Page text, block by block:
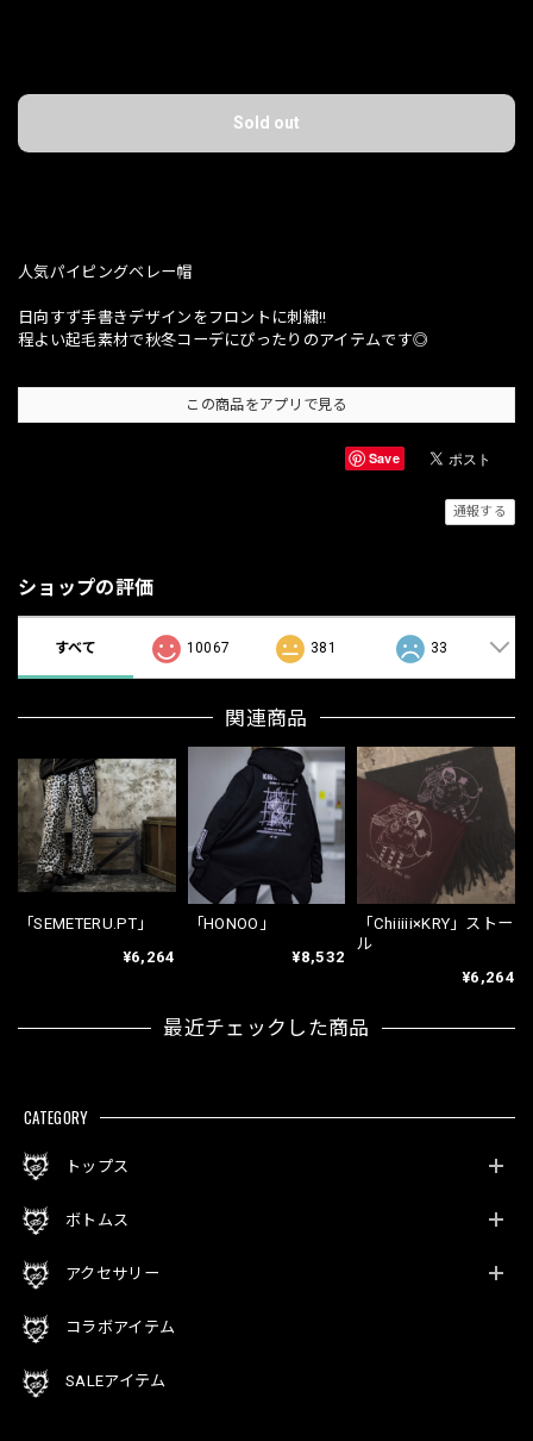
Sold out
人気パイピングベレー帽
日向すず手書きデザインをフロントに刺繍!!
程よい起毛素材で秋冬コーデにぴったりのアイテムです◎
この商品をアプリで見る
Save
通報する
ショップの評価
すべて 10067 381 33
関連商品
「SEMETERU.PT」
¥6,264
「HONOO」
¥8,532
「Chiiiii×KRY」ストー
ル
¥6,264
最近チェックした商品
CATEGORY
トップス
ボトムス
アクセサリー
コラボアイテム
SALEアイテム